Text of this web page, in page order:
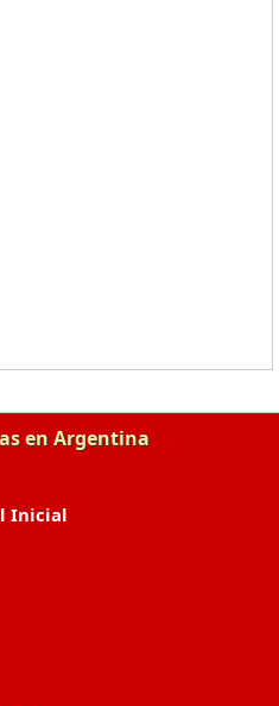
en Argentina
Inicial